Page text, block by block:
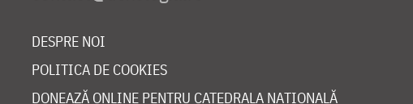
DESPRE NOI
POLITICA DE COOKIES
DONEAZĂ ONLINE PENTRU CATEDRALA NAȚIONALĂ